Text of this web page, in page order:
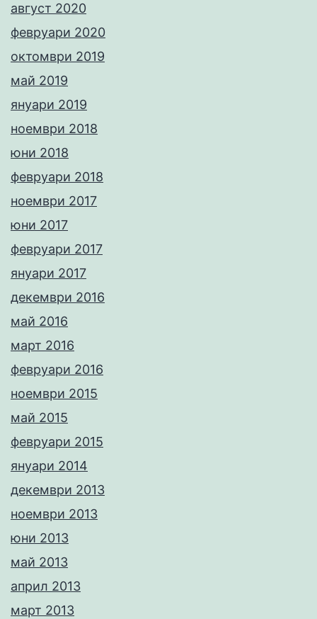
август 2020
февруари 2020
октомври 2019
май 2019
януари 2019
ноември 2018
юни 2018
февруари 2018
ноември 2017
юни 2017
февруари 2017
януари 2017
декември 2016
май 2016
март 2016
февруари 2016
ноември 2015
май 2015
февруари 2015
януари 2014
декември 2013
ноември 2013
юни 2013
май 2013
април 2013
март 2013